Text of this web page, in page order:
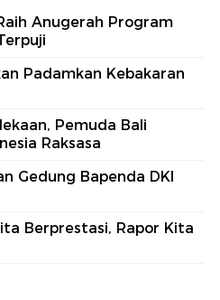
Anugerah Program
Padamkan Kebakaran
Pemuda Bali
Raksasa
Gedung Bapenda DKI
Berprestasi, Rapor Kita